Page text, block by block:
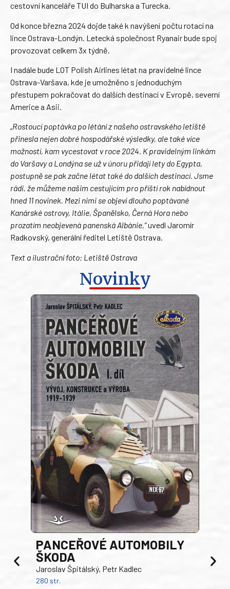
cestovní kanceláře TUI do Bulharska a Turecka.
Od konce března 2024 dojde také k navýšení počtu rotací na
lince Ostrava-Londýn. Letecká společnost Ryanair bude spoj
provozovat celkem 3x týdně.
I nadále bude LOT Polish Airlines létat na pravidelné lince
Ostrava-Varšava, kde je umožněno s jednoduchým
přestupem pokračovat do dalších destinací v Evropě, severní
Americe a Asii.
„Rostoucí poptávka po létání z našeho ostravského letiště
přinesla nejen dobré hospodářské výsledky, ale také více
možností, kam vycestovat v roce 2024. K pravidelným linkám
do Varšavy a Londýna se už v únoru přidají lety do Egypta,
postupně se pak začne létat také do dalších destinací. Jsme
rádi, že můžeme našim cestujícím pro příští rok nabídnout
hned 11 novinek. Mezi nimi se objeví dlouho poptávané
Kanárské ostrovy, Itálie, Španělsko, Černá Hora nebo
prozatím neobjevená panenská Albánie,“uvedl Jaromír
Radkovský, generální ředitel Letiště Ostrava.
Text a ilustrační foto: Letiště Ostrava
Novinky
PANCEŘOVÉ AUTOMOBILY
ŠKODA
Jaroslav Špitálský, Petr Kadlec
280 str.